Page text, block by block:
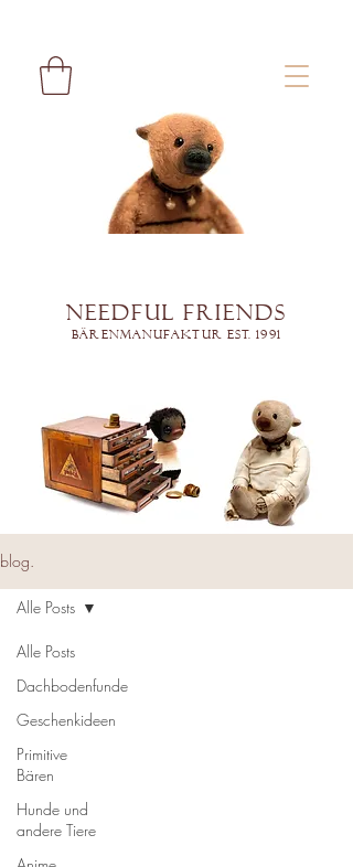
Needful Friends
Bärenmanufaktur est. 1991
blog.
Alle Posts
Dachbodenfunde
Geschenkideen
Primitive
Bären
Hunde und
andere Tiere
Alle Posts